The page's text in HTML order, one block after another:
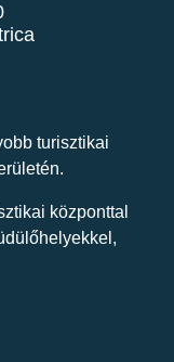
turisztikai
központtal